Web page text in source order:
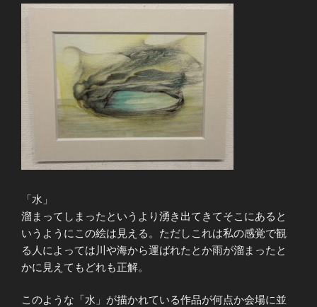
「水」
溜まってしまったというより湧き出てきてそこにあると
いうようにこの絵は見える。ただしこれは私の感覚で観
る人によっては川や海から運ばれたとか雨が溜まったと
かに見えてもどれも正解。
このような「水」が描かれている作品が何点か会場に並